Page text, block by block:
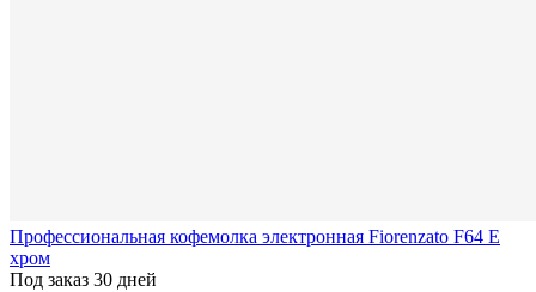
Профессиональная кофемолка электронная Fiorenzato F64 E
хром
Под заказ 30 дней